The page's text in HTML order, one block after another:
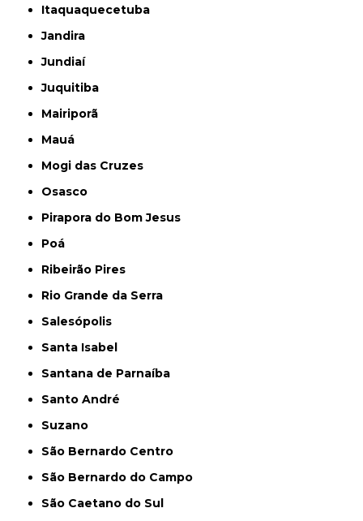
Itaquaquecetuba
Jandira
Jundiaí
Juquitiba
Mairiporã
Mauá
Mogi das Cruzes
Osasco
Pirapora do Bom Jesus
Poá
Ribeirão Pires
Rio Grande da Serra
Salesópolis
Santa Isabel
Santana de Parnaíba
Santo André
Suzano
São Bernardo Centro
São Bernardo do Campo
São Caetano do Sul